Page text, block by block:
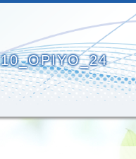
10_OPIYO_24